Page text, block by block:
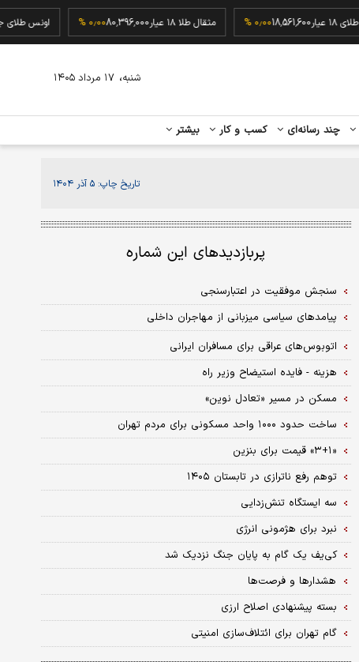
گرم طلای ۱۸ عیار 18,561,600۰٫۰۰ % مثقال طلا ۱۸ عیار 80,396,000۰٫۰۰ % اونس
چند رسانه‌ای کسب و کار بیشتر
شنبه، ۱۷ مرداد ۱۴۰۵
تاریخ چاپ: ۵ آذر ۱۴۰۴
پربازدیدهای این شماره
سنجش موفقیت در اعتبارسنجی
پیامدهای سیاسی میزبانی از مهاجران داخلی
اتوبوس‌های عراقی برای مسافران ایرانی
هزینه - ‌فایده استیضاح وزیر راه
مسکن در مسیر «تعادل نوین»
ساخت حدود ۱۰۰۰ واحد مسکونی برای مردم تهران
«۳+۱» قیمت برای بنزین
توهم رفع ناترازی در تابستان ۱۴۰۵
سه ایستگاه تنش‌زدایی
نبرد برای هژمونی انرژی
کی‌یف یک گام به پایان جنگ نزدیک شد
هشدارها و فرصت‌ها
بسته پیشنهادی اصلاح ارزی
گام تهران برای ائتلاف‌سازی امنیتی